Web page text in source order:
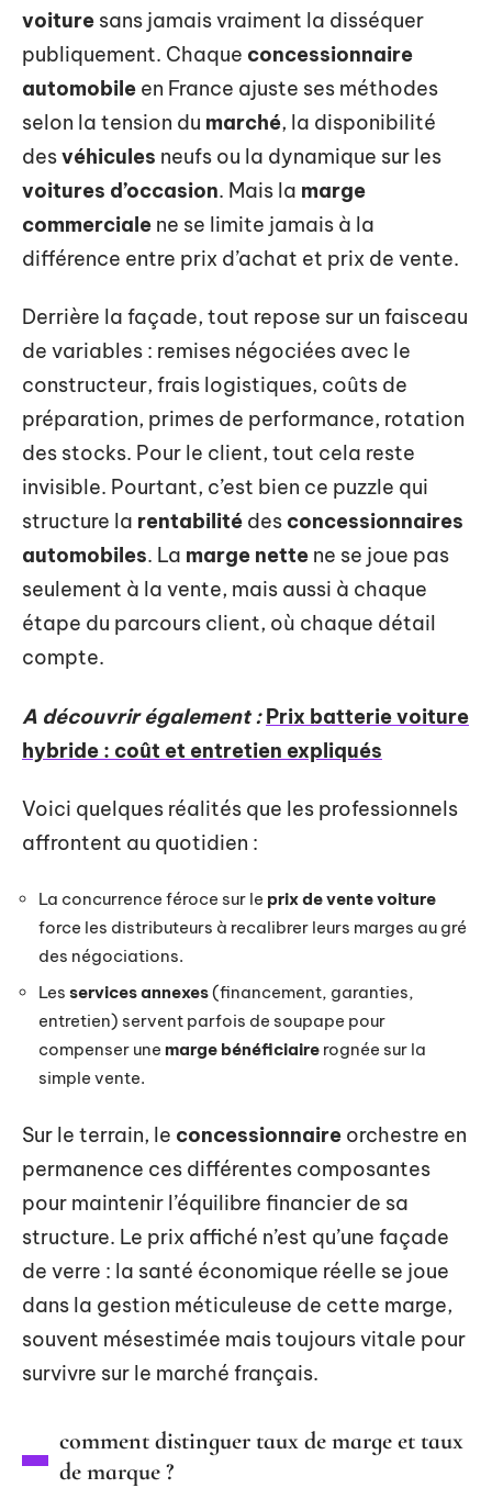
voiture sans jamais vraiment la disséquer
publiquement. Chaque concessionnaire
automobile en France ajuste ses méthodes
selon la tension du marché, la disponibilité
desvéhicules neufs ou la dynamique sur les
voitures d’occasion. Mais la marge
commerciale ne se limite jamais à la
différence entre prix d’achat et prix de vente.
Derrière la façade, tout repose sur un faisceau
de variables : remises négociées avec le
constructeur, frais logistiques, coûts de
préparation, primes de performance, rotation
des stocks. Pour le client, tout cela reste
invisible. Pourtant, c’est bien ce puzzle qui
structure la rentabilité des concessionnaires
automobiles. La marge nette ne se joue pas
seulement à la vente, mais aussi à chaque
étape du parcours client, où chaque détail
compte.
A découvrir également : Prix batterie voiture
hybride : coût et entretien expliqués
Voici quelques réalités que les professionnels
affrontent au quotidien :
La concurrence féroce sur le prix de vente voiture
force les distributeurs à recalibrer leurs marges au gré
des négociations.
Les services annexes(financement, garanties,
entretien) servent parfois de soupape pour
compenser une marge bénéficiaire rognée sur la
simple vente.
Sur le terrain, le concessionnaire orchestre en
permanence ces différentes composantes
pour maintenir l’équilibre financier de sa
structure. Le prix affiché n’est qu’une façade
de verre : la santé économique réelle se joue
dans la gestion méticuleuse de cette marge,
souvent mésestimée mais toujours vitale pour
survivre sur le marché français.
comment distinguer taux de marge et taux
de marque ?